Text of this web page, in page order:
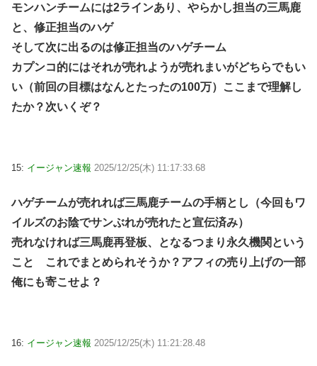
モンハンチームには2ラインあり、やらかし担当の三馬鹿
と、修正担当のハゲ
そして次に出るのは修正担当のハゲチーム
カプンコ的にはそれが売れようが売れまいがどちらでもい
い（前回の目標はなんとたったの100万）ここまで理解し
たか？次いくぞ？
15: イージャン速報 2025/12/25(木) 11:17:33.68
ハゲチームが売れれば三馬鹿チームの手柄とし（今回もワ
イルズのお陰でサンぶれが売れたと宣伝済み）
売れなければ三馬鹿再登板、となるつまり永久機関という
こと これでまとめられそうか？アフィの売り上げの一部
俺にも寄こせよ？
16: イージャン速報 2025/12/25(木) 11:21:28.48